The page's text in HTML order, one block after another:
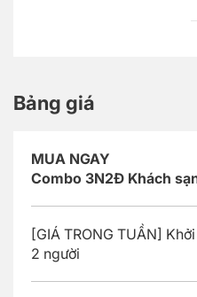
Bảng giá
MUA NGAY
Combo 3N2Đ Khách
[GIÁ TRONG TUẦN]
2 người